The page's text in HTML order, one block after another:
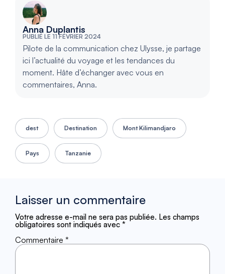
Anna Duplantis
PUBLIÉ LE 11 FÉVRIER 2024
Pilote de la communication chez Ulysse, je partage
ici l’actualité du voyage et les tendances du
moment. Hâte d’échanger avec vous en
commentaires, Anna.
dest Destination Mont Kilimandjaro
Pays Tanzanie
Laisser un commentaire
Votre adresse e-mail ne sera pas publiée. Les champs
obligatoires sont indiqués avec *
Commentaire *